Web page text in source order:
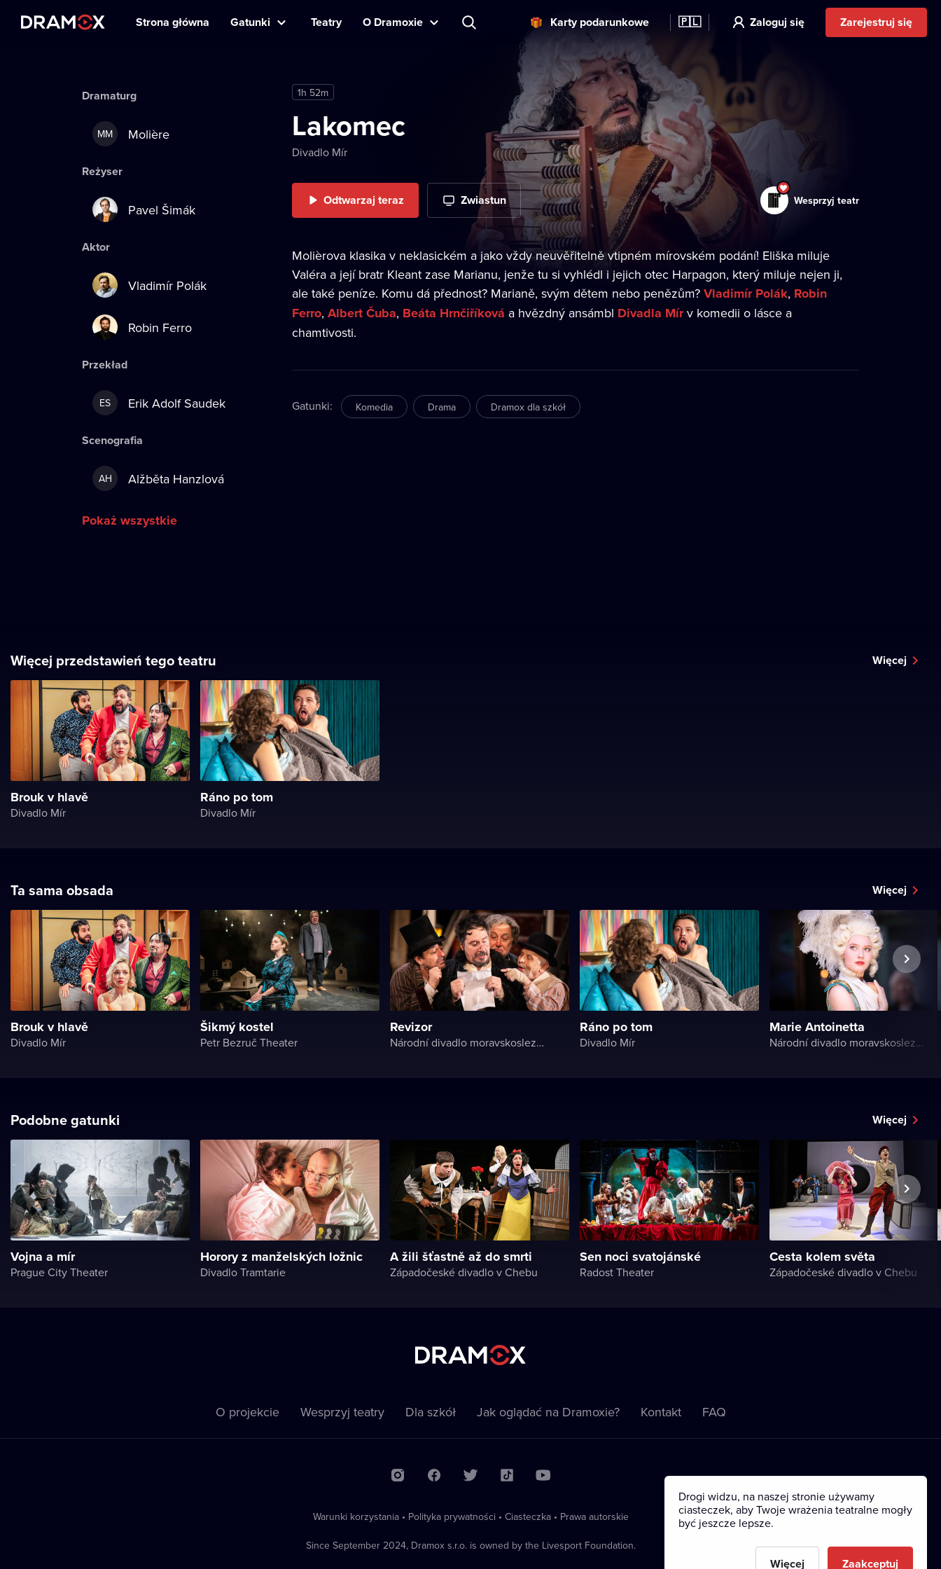
Strona główna Gatunki Teatry O Dramoxie Karty podarunkowe 🇵🇱 Zaloguj się Zarejestruj się
1h 52m
Lakomec
Divadlo Mír
Odtwarzaj teraz Zwiastun Wesprzyj teatr
Molièrova klasika v neklasickém a jako vždy neuvěřitelně vtipném mírovském podání! Eliška miluje
Valéra a její bratr Kleant zase Marianu, jenže tu si vyhlédl i jejich otec Harpagon, který miluje nejen ji,
ale také peníze. Komu dá přednost? Marianě, svým dětem nebo penězům? Vladimír Polák, Robin
Ferro, Albert Čuba, Beáta Hrnčiříková a hvězdný ansámbl Divadla Mírv komedii o lásce a
chamtivosti.
Gatunki: Komedia Drama Dramox dla szkół
Dramaturg
MM Molière
Reżyser
Pavel Šimák
Aktor
Vladimír Polák
Robin Ferro
Przekład
ES Erik Adolf Saudek
Scenografia
AH Alžběta Hanzlová
Pokaż wszystkie
Więcej przedstawień tego teatru Więcej
Brouk v hlavě
Divadlo Mír
Ráno po tom
Divadlo Mír
Ta sama obsada Więcej
Brouk v hlavě
Divadlo Mír
Šikmý kostel
Petr Bezruč Theater
Revizor
Národní divadlo moravskoslezské
Ráno po tom
Divadlo Mír
Marie Antoinetta
Národní divadlo moravskoslezské
Podobne gatunki Więcej
Vojna a mír
Prague City Theater
Horory z manželských ložnic
Divadlo Tramtarie
A žili šťastně až do smrti
Západočeské divadlo v Chebu
Sen noci svatojánské
Radost Theater
Cesta kolem světa
Západočeské divadlo v Chebu
O projekcie Wesprzyj teatry Dla szkół Jak oglądać na Dramoxie? Kontakt FAQ
Warunki korzystania • Polityka prywatności • Ciasteczka• Prawa autorskie
Since September 2024, Dramox s.r.o. is owned by the Livesport Foundation.
Drogi widzu, na naszej stronie używamy
ciasteczek, aby Twoje wrażenia teatralne mogły
być jeszcze lepsze.
Więcej Zaakceptuj